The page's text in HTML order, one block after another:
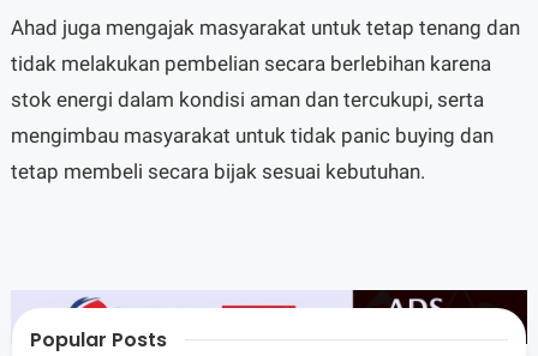
Ahad juga mengajak masyarakat untuk tetap tenang dan
tidak melakukan pembelian secara berlebihan karena
stok energi dalam kondisi aman dan tercukupi, serta
mengimbau masyarakat untuk tidak panic buying dan
tetap membeli secara bijak sesuai kebutuhan.
Popular Posts